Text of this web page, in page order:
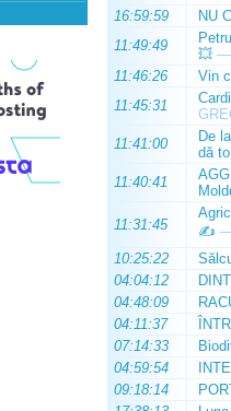
16:59:59
NU
11:49:49
💥
11:46:26
Vin
11:45:31
11:41:00
De
dă
11:40:41
11:31:45
✍️
10:25:22
04:04:12
04:48:09
04:11:37
07:14:33
04:59:54
09:18:14